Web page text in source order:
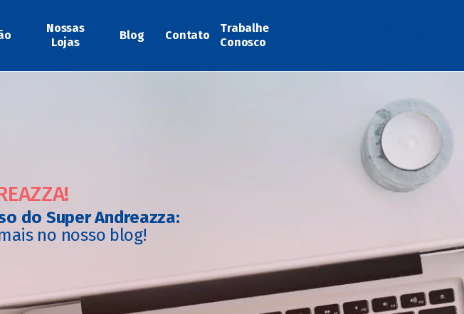
Nossas
Lojas
Blog Contato
Trabalhe
Conosco
do Super Andreazza:
no nosso blog!